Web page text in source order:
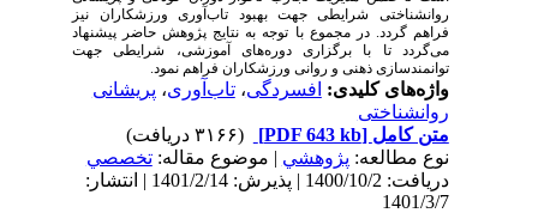
روانشناختی شرایطی جهت بهبود تاب­‌آوری ورزشکاران نیز
فراهم گردد. در مجموع با توجه به نتایج پژوهش حاضر پیشنهاد
می‌گردد تا با برگزاری دوره‌های آموزشی، شرایطی جهت
توانمندسازی ذهنی و روانی ورزشکاران فراهم نمود.
واژه‌های کلیدی:افسردگی،تاب‌آوری،پریشانی
روانشناختی
متن کامل[PDF 643 kb]
نوع مطالعه:پژوهشي| موضوع مقاله:تخصصي
دریافت: 1400/10/2 | پذیرش: 1401/2/14 | انتشار:
1401/3/7